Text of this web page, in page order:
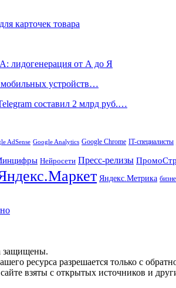
карточек товара
лидогенерация от А до Я
мобильных устройств…
составил 2 млрд руб.…
AdSense Google Analytics Google Chrome IT-специалисты
Нейросети Пресс-релизы
Яндекс.Метрика
защищены.
ресурса разрешается только с
взяты с открытых источников и